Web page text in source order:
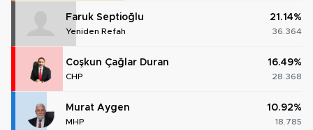
Faruk Septioğlu
Yeniden Refah
21.14%
36.364
Coşkun Çağlar Duran
CHP
16.49%
28.368
Murat Aygen
MHP
10.92%
18.785